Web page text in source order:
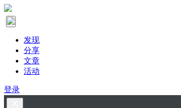
发现
分享
文章
活动
登录